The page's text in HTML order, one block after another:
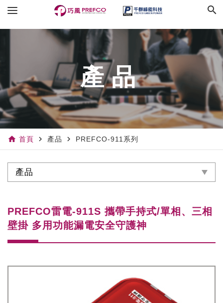
search
產品
home 首頁 navigate_next 產品 navigate_next PREFCO-911系列
產品
PREFCO雷電-911S 攜帶手持式/單相、三相
壁掛 多用功能漏電安全守護神